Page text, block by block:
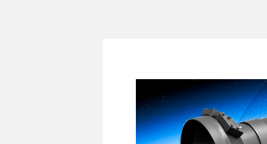
天の技